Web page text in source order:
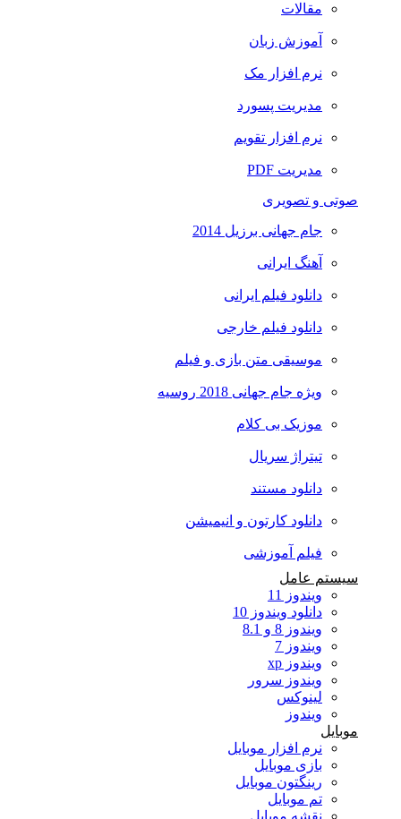
مقالات
آموزش زبان
نرم افزار مک
مدیریت پسورد
نرم افزار تقویم
مدیریت PDF
صوتی و تصویری
جام جهانی برزیل 2014
آهنگ ایرانی
دانلود فیلم ایرانی
دانلود فیلم خارجی
موسیقی متن بازی و فیلم
ویژه جام جهانی 2018 روسیه
موزیک بی کلام
تیتراژ سریال
دانلود مستند
دانلود کارتون و انیمیشن
فیلم آموزشی
سیستم عامل
ویندوز 11
دانلود ویندوز 10
ویندوز 8 و 8.1
ویندوز 7
ویندوز xp
ویندوز سرور
لینوکس
ویندوز
موبایل
نرم افزار موبایل
بازی موبایل
رینگتون موبایل
تم موبایل
نقشه موبایل